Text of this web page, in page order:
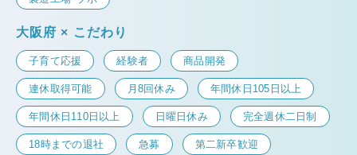
大阪府 × こだわり
子育て応援 経験者 商品開発
連休取得可能 月8回休み 年間休日105日以上
年間休日110日以上 日曜日休み 完全週休二日制
18時までの退社 急募 第二新卒歓迎